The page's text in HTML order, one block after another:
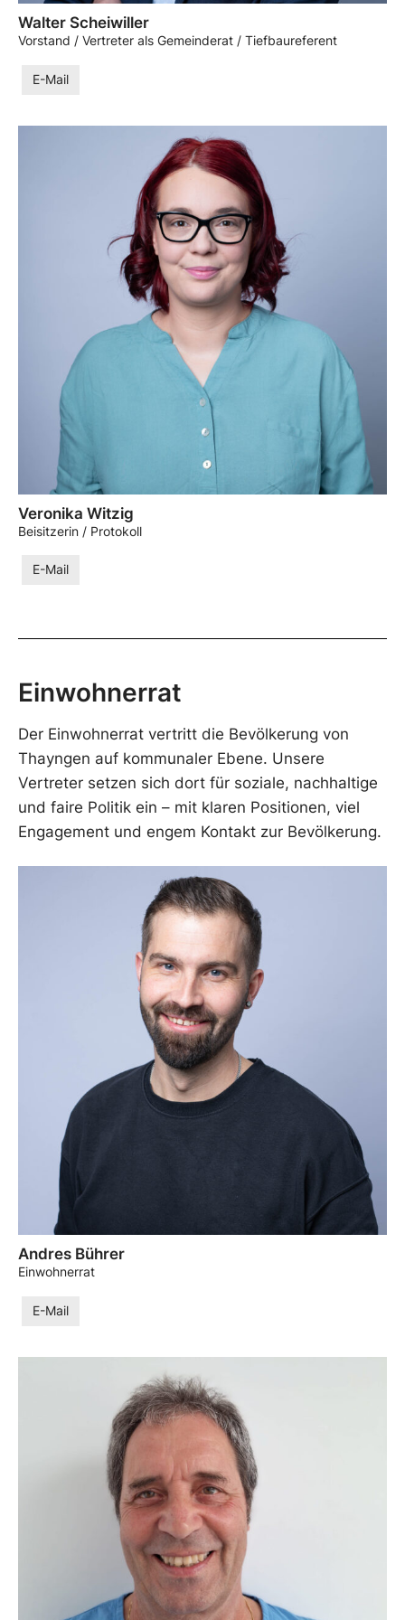
Walter Scheiwiller
Vorstand / Vertreter als Gemeinderat / Tiefbaureferent
E-Mail
Veronika Witzig
Beisitzerin / Protokoll
E-Mail
Einwohnerrat
Der Einwohnerrat vertritt die Bevölkerung von
Thayngen auf kommunaler Ebene. Unsere
Vertreter setzen sich dort für soziale, nachhaltige
und faire Politik ein – mit klaren Positionen, viel
Engagement und engem Kontakt zur Bevölkerung.
Andres Bührer
Einwohnerrat
E-Mail